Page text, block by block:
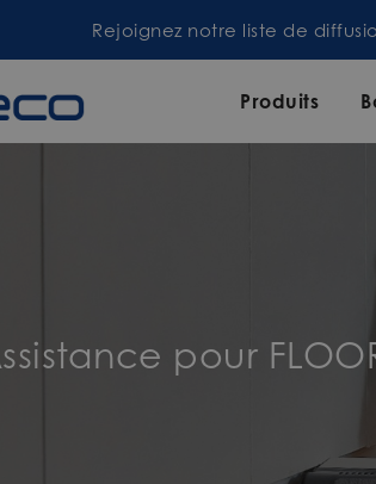
Rejoignez notre liste de
Produits
pour FLOOR